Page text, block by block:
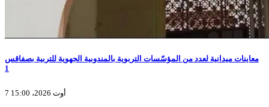
معاينات ميدانية لعدد من المؤسّسات التربوية بالمندوبية الجهوية للتربية بصفاقس
1
7 أوت 2026، 15:00